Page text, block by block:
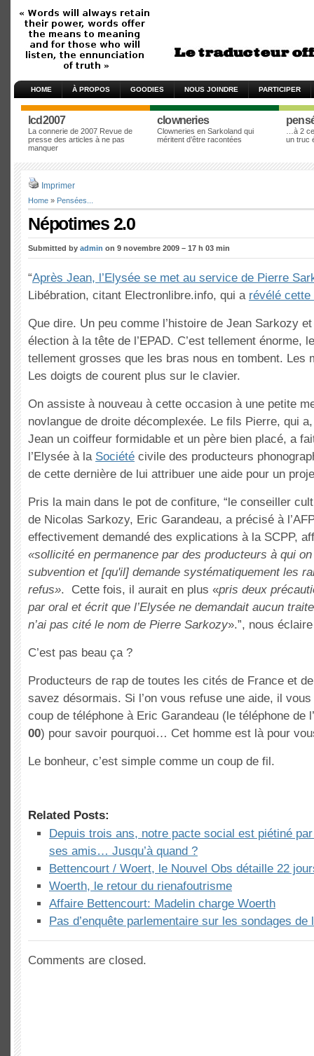
HOME À PROPOS GOODIES NOUS JOINDRE PARTICIPER
lcd2007
La connerie de 2007 Revue de
presse des articles à ne pas
manquer
clowneries
Clowneries en Sarkoland qui
méritent d’être racontées
…à 2
un truc
Imprimer
Home » Pensées...
Népotimes 2.0
Submitted by admin on 9 novembre 2009 – 17 h 03 min
“Après Jean, l’Elysée se met au service de Pierre
Libébration, citant Electronlibre.info, qui a révélé cette
Que dire. Un peu comme l’histoire de Jean Sarkozy
élection à la tête de l’EPAD. C’est tellement énorme,
tellement grosses que les bras nous en tombent. Les
Les doigts de courent plus sur le clavier.
On assiste à nouveau à cette occasion à une petite
novlangue de droite décomplexée. Le fils Pierre, qui
Jean un coiffeur formidable et un père bien placé, a
l’Elysée à la Société civile des producteurs
de cette dernière de lui attribuer une aide pour un
Pris la main dans le pot de confiture, “le conseiller
de Nicolas Sarkozy, Eric Garandeau, a précisé à
effectivement demandé des explications à la SCPP,
«sollicité en permanence par des producteurs à qui
subvention et [qu'il] demande systématiquement les
refus». Cette fois, il aurait en plus «pris deux
par oral et écrit que l’Elysée ne demandait aucun
n’ai pas cité le nom de Pierre Sarkozy».”, nous
C’est pas beau ça ?
Producteurs de rap de toutes les cités de France et
savez désormais. Si l’on vous refuse une aide, il
coup de téléphone à Eric Garandeau (le téléphone de
00) pour savoir pourquoi… Cet homme est là pour
Le bonheur, c’est simple comme un coup de fil.
Related Posts:
Depuis trois ans, notre pacte social est piétiné
ses amis… Jusqu’à quand ?
Bettencourt / Woert, le Nouvel Obs détaille 22
Woerth, le retour du rienafoutrisme
Affaire Bettencourt: Madelin charge Woerth
Pas d’enquête parlementaire sur les sondages de
Comments are closed.